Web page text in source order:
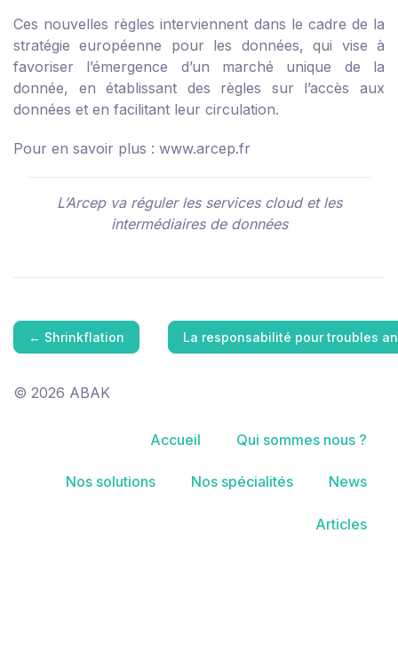
Ces nouvelles règles interviennent dans le cadre de la
stratégie européenne pour les données, qui vise à
favoriser l’émergence d’un marché unique de la
donnée, en établissant des règles sur l’accès aux
données et en facilitant leur circulation.
Pour en savoir plus : www.arcep.fr
L’Arcep va réguler les services cloud et les
intermédiaires de données
← Shrinkflation La responsabilité pour troubles
© 2026 ABAK
Accueil Qui sommes nous ?
Nos solutions Nos spécialités News
Articles